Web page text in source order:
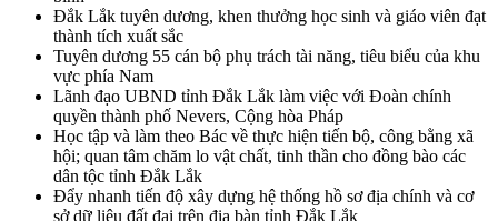
Đắk Lắk tuyên dương, khen thưởng học sinh và giáo viên đạt
thành tích xuất sắc
Tuyên dương 55 cán bộ phụ trách tài năng, tiêu biểu của khu
vực phía Nam
Lãnh đạo UBND tỉnh Đắk Lắk làm việc với Đoàn chính
quyền thành phố Nevers, Cộng hòa Pháp
Học tập và làm theo Bác về thực hiện tiến bộ, công bằng xã
hội; quan tâm chăm lo vật chất, tinh thần cho đồng bào các
dân tộc tỉnh Đắk Lắk
Đẩy nhanh tiến độ xây dựng hệ thống hồ sơ địa chính và cơ
sở dữ liệu đất đai trên địa bàn tỉnh Đắk Lắk